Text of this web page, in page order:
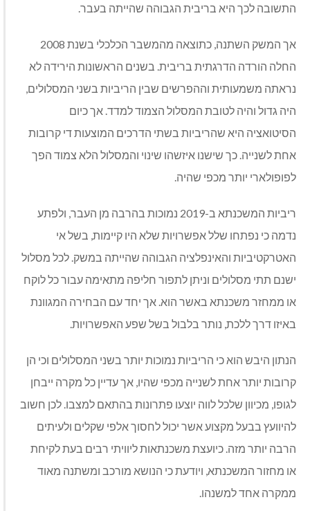
התשובה לכך היא בריבית הגבוהה שהייתה בעבר.
אך המשק השתנה, כתוצאה מהמשבר הכלכלי בשנת 2008
החלה הורדה הדרגתית בריבית. בשנים הראשונות הירידה לא
נראתה משמעותית וההפרשים שבין הריביות בשני המסלולים,
היה גדול והיה לטובת המסלול הצמוד למדד. אך כיום
הסיטואציה היא שהריביות בשתי הדרכים המוצעות די קרובות
אחת לשנייה. כך שישנו איזשהו שינוי והמסלול הלא צמוד הפך
לפופולארי יותר מכפי שהיה.
ריביות המשכנתא ב-2019 נמוכות בהרבה מן העבר, ולפתע
נדמה כי נפתחו שלל אפשרויות שלא היו קיימות, בשל אי
האטרקטיביות והאינפלציה הגבוהה שהייתה במשק. לכל מסלול
ישנם תתי מסלולים וניתן לתפור חליפה מתאימה עבור כל לוקח
או ממחזר משכנתא באשר הוא. אך יחד עם הבחירה המגוונת
באיזו דרך ללכת, נותר בלבול בשל שפע האפשרויות.
הנתון היבש הוא כי הריביות נמוכות יותר בשני המסלולים וכי הן
קרובות יותר אחת לשנייה מכפי שהיו, אך עדיין כל מקרה ייבחן
לגופו, מכיוון שלכל לווה יוצעו פתרונות בהתאם למצבו. לכן חשוב
להיוועץ בבעל מקצוע אשר יכול לחסוך אלפי שקלים ולעיתים
הרבה יותר מזה. כיועצת משכנתאות ליוויתי רבים בעת לקיחת
או מחזור המשכנתא, ויודעת כי הנושא מורכב ומשתנה מאוד
ממקרה אחד למשנהו.